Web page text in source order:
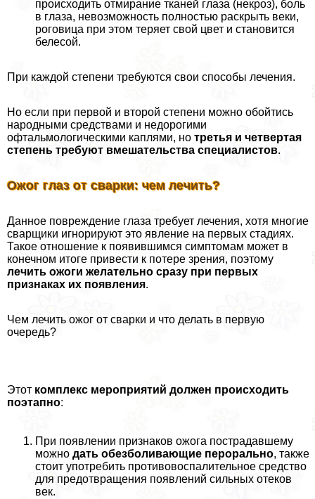
происходить отмирание тканей глаза (некроз), боль
в глаза, невозможность полностью раскрыть веки,
роговица при этом теряет свой цвет и становится
белесой.
При каждой степени требуются свои способы лечения.
Но если при первой и второй степени можно обойтись
народными средствами и недорогими
офтальмологическими каплями, но третья и четвертая
степень требуют вмешательства специалистов.
Ожог глаз от сварки: чем лечить?
Данное повреждение глаза требует лечения, хотя многие
сварщики игнорируют это явление на первых стадиях.
Такое отношение к появившимся симптомам может в
конечном итоге привести к потере зрения, поэтому
лечить ожоги желательно сразу при первых
признаках их появления.
Чем лечить ожог от сварки и что делать в первую
очередь?
Этот комплекс мероприятий должен происходить
поэтапно:
При появлении признаков ожога пострадавшему
можно дать обезболивающие перopaльно, также
стоит употребить противовоспалительное средство
для предотвращения появлений сильных отеков
век.